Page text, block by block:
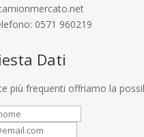
0571 960219
Dati
più frequenti offriamo la